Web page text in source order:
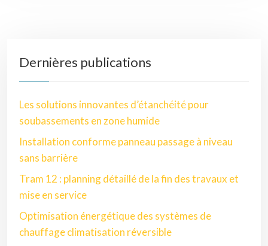
Dernières publications
Les solutions innovantes d’étanchéité pour
soubassements en zone humide
Installation conforme panneau passage à niveau
sans barrière
Tram 12 : planning détaillé de la fin des travaux et
mise en service
Optimisation énergétique des systèmes de
chauffage climatisation réversible